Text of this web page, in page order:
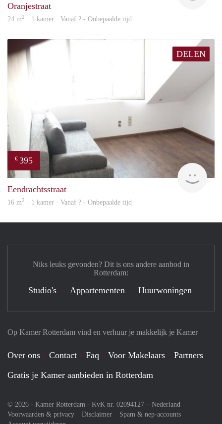
Oranjestraat
24 m2 · 1 kamer · Vanaf ? - Onbepaalde tijd
DELEN
€ 395
Eendrachtsstraat
16 m2 · 1 kamer · Vanaf ? - Onbepaalde tijd
Op Kamer Rotterdam vind en verhuur je makkelijk je Kamer
Over ons Contact Faq Voor Makelaars
Partners
Gratis je Kamer aanbieden in Rotterdam
© 2026 - Kamer Rotterdam - KvK nr. 02094127 – Nederland
Voorwaarden & privacy
Disclaimer
Spam & nep-accounts
Niks leuks gevonden? Dit is ons andere aanbod in
Rotterdam:
Studio's Appartementen Huurwoningen